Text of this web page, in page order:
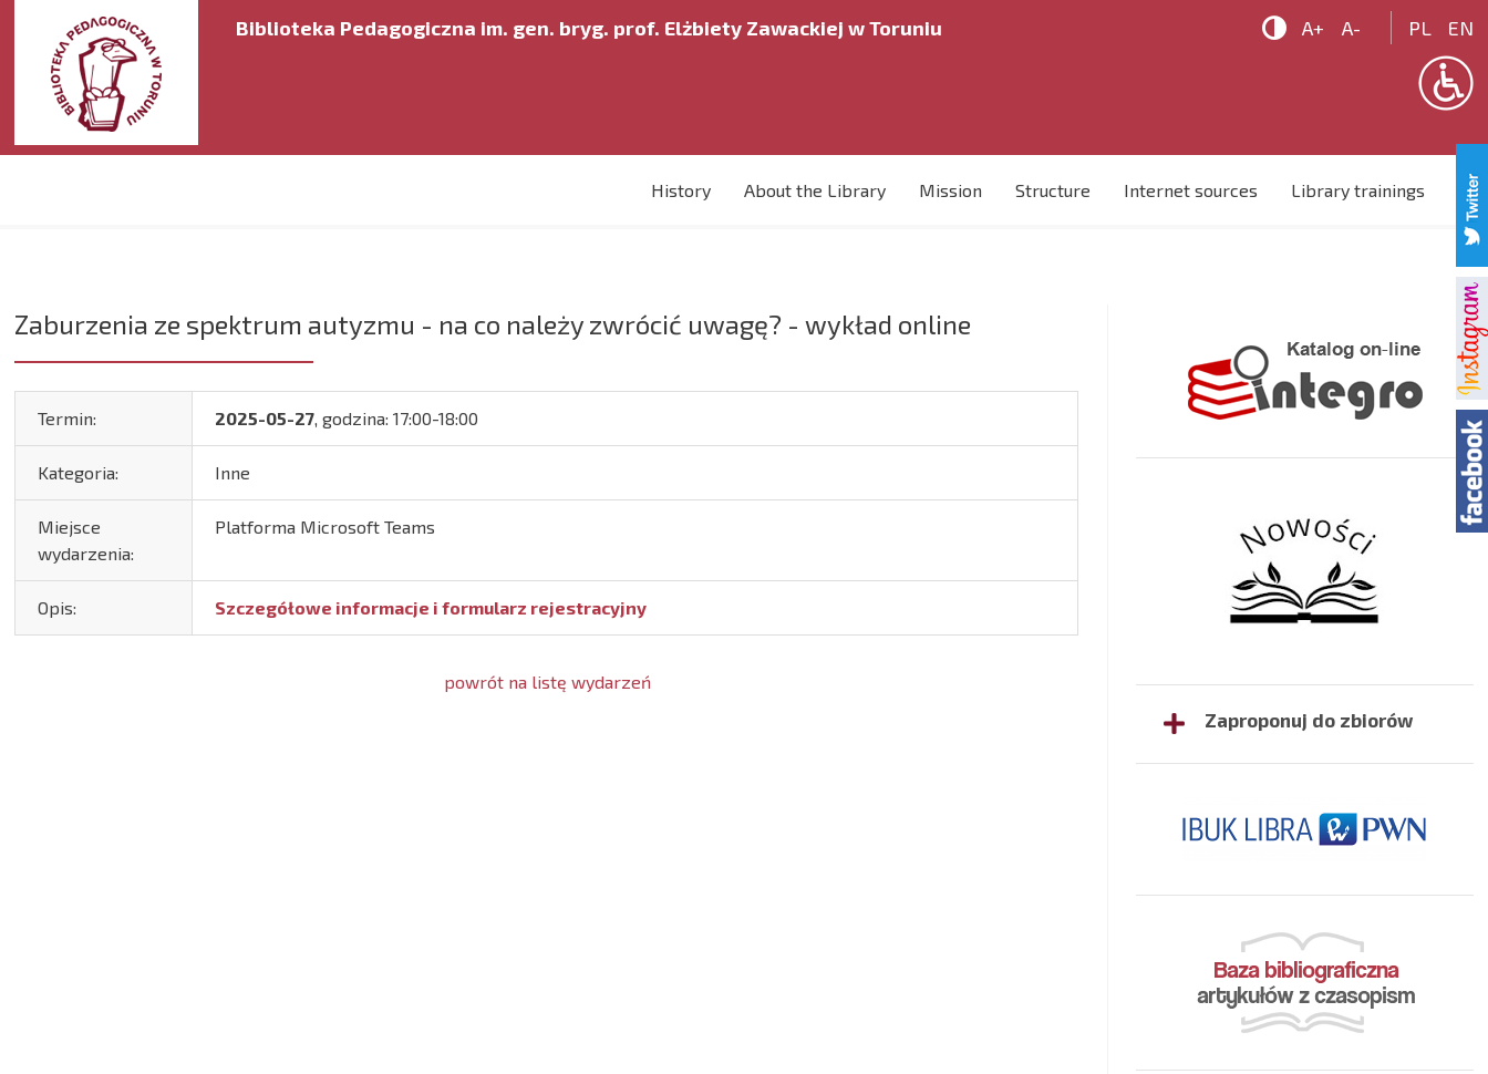
Biblioteka Pedagogiczna im. gen. bryg. prof. Elżbiety Zawackiej w Toruniu  A+ A- PL EN
History About the Library Mission Structure Internet sources Library trainings 
Zaburzenia ze spektrum autyzmu - na co należy zwrócić uwagę? - wykład online
Termin: 2025-05-27, godzina: 17:00-18:00
Kategoria: Inne
Miejsce
wydarzenia:
Platforma Microsoft Teams
Opis: Szczegółowe informacje i formularz rejestracyjny
powrót na listę wydarzeń
Zaproponuj do zbiorów